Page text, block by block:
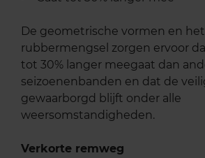
De geometrische vormen en
rubbermengsel zorgen ervoor
tot 30% langer meegaat dan
seizoenenbanden en dat de
gewaarborgd blijft onder alle
weersomstandigheden.
Verkorte remweg